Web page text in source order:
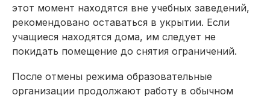
этот момент находятся вне учебных заведений,
рекомендовано оставаться в укрытии. Если
учащиеся находятся дома, им следует не
покидать помещение до снятия ограничений.
После отмены режима образовательные
организации продолжают работу в обычном